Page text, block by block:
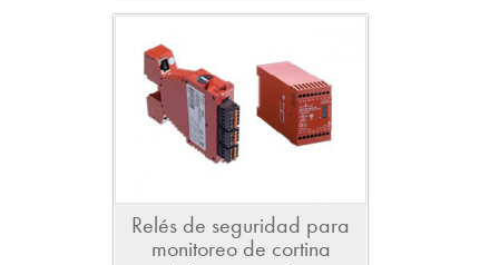
Relés de seguridad para
monitoreo de cortina